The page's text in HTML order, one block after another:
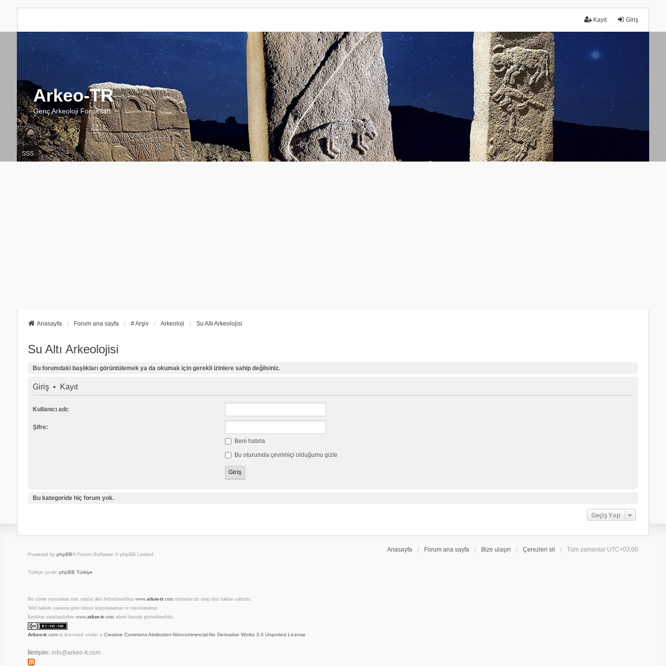
Giriş
Kayıt
Arkeo-TR
Genç Arkeoloji Forumları
SSS
Anasayfa Forum ana sayfa # Arşiv Arkeoloji Su Altı Arkeolojisi
Su Altı Arkeolojisi
Bu forumdaki başlıkları görüntülemek ya da okumak için gerekli izinlere sahip değilsiniz.
Giriş• Kayıt
Kullanıcı adı:
Şifre:
Beni hatırla
Bu oturumda çevrimiçi olduğumu gizle
Bu kategoride hiç forum yok.
Geçiş Yap
Anasayfa Forum ana sayfa Bize ulaşın Çerezleri sil Tüm zamanlar UTC+03:00
Powered by phpBB® Forum Software © phpBB Limited
Türkçe çeviri: phpBB Türkiye
Bu sitede yayınlanan tüm yazılar aksi belirtilmedikçe www.arkeo-tr.com üyelerine ait olup tüm hakları saklıdır.
Telif hakları yasasına göre izinsiz kopyalanamaz ve yayınlanamaz.
İçerikten yararlanılırken www.arkeo-tr.com adresi kaynak gösterilmelidir.
Arkeo-tr.comis licensed under a Creative Commons Attribution-Noncommercial-No Derivative Works 3.0 Unported License
İletişim: info@arkeo-tr.com